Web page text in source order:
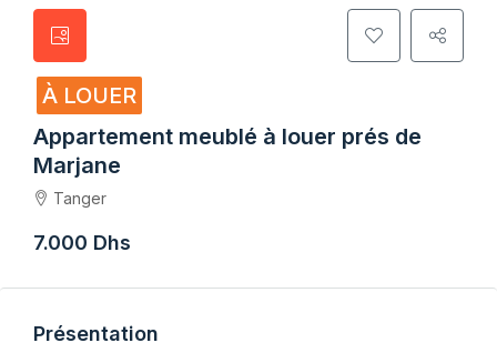
À LOUER
Appartement meublé à louer prés de
Marjane
Tanger
7.000 Dhs
Présentation